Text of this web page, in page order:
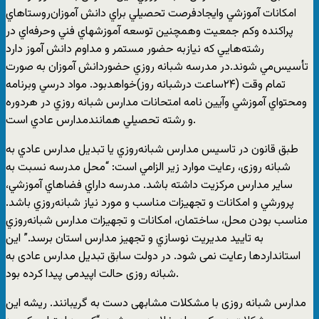
امكانات‌ آموزشي‌ وايجادفرصت‌ تحصيلي‌ براي‌ دانش‌ آموزان‌روستاهاي‌
پراكنده‌ وكم‌ جمعيت‌ وهمچنين‌ توسعه‌ آموزشهاي‌ فني‌ وحرفه‌اي‌ در
رشته‌هايي‌ كه‌ نيازبه‌ حضور مستمر و مداوم‌ دانش‌ آموز دارد
تأسيس‌مي شوند.در مدرسه‌ شبانه‌ روزي‌ حضوردانش‌ آموزان‌ به‌ صورت‌
تمام‌ وقت‌ (۲۴ساعت‌ درشبانه‌ روز)خواهدبود. مواد درسي‌ وبرنامه‌
ومحتواي‌ آموزشي‌ وآيين‌ نامه‌ امتحانات‌ مدارس‌ شبانه‌ روزي‌ در هردوره‌
و رشته‌ تحصيلي‌ همانندمدارس‌ عادي‌ است.
طبق قانون در تاسيس ‌مدارس ‌شبانه‌روزي‌ يا تبديل‌ مدارس‌ عادي ‌به
شبانه روزی، رعايت‌ موارد زير الزامي است: “محل‌ مدرسه‌ نسبت‌ به
‌ساير مدارس‌ مركزيت ‌داشته ‌باشد. مدرسه‌ داراي‌ فضاهاي‌ آموزشي‌،
پرورشي ‌و امكانات‌ و تجهيزات ‌مناسب ‌و مورد نياز شبانه‌روزي ‌باشد.
مناسب‌ بودن ‌محل‌، ساختمان‌، امكانات ‌و تجهيزات ‌مدارس ‌شبانه‌روزي
به ‌تاييد مديريت ‌نوسازي ‌و تجهيز مدارس ‌استان ‌برسد.” این
استانداردها رعایت نمی شود. در دولت سابق تبدیل مدارس عادی به
شبانه روزی حالت اپیدمی پیدا کرده بود.
مدارس شبانه روزی با مشکلات مشابهی دست به گریبانند. ریشه این